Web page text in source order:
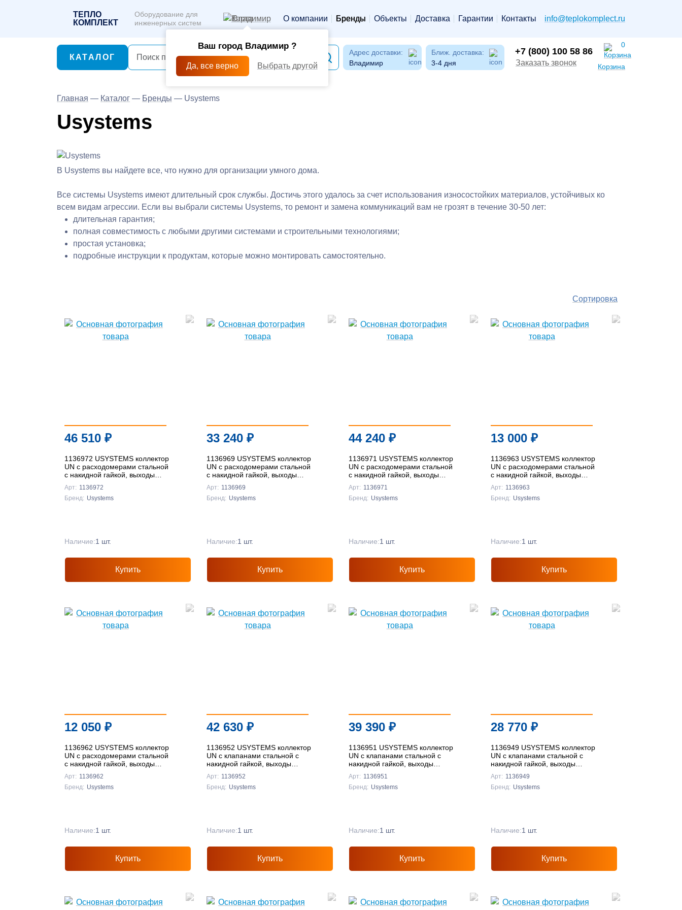
ТЕПЛО
КОМПЛЕКТ
Оборудование для
инженерных систем
Владимир
Ваш город Владимир ?
Да, все верно Выбрать другой
О компании Бренды Объекты Доставка Гарантии Контакты info@teplokomplect.ru
КАТАЛОГ
Адрес доставки:
Владимир
Ближ. доставка:
3-4 дня
+7 (800) 100 58 86
Заказать звонок Корзина
0
Главная — Каталог — Бренды — Usystems
Usystems
В Usystems вы найдете все, что нужно для организации умного дома.
Все системы Usystems имеют длительный срок службы. Достичь этого удалось за счет использования износостойких материалов, устойчивых ко
всем видам агрессии. Если вы выбрали системы Usystems, то ремонт и замена коммуникаций вам не грозят в течение 30-50 лет:
длительная гарантия;
полная совместимость с любыми другими системами и строительными технологиями;
простая установка;
подробные инструкции к продуктам, которые можно монтировать самостоятельно.
Сортировка
По названию ↑
46 510 ₽
1136972 USYSTEMS коллектор
UN с расходомерами стальной
с накидной гайкой, выходы
Арт: 1136972
Бренд: Usystems
Наличие:1 шт.
Купить
33 240 ₽
1136969 USYSTEMS коллектор
UN с расходомерами стальной
с накидной гайкой, выходы
Арт: 1136969
Бренд: Usystems
Наличие:1 шт.
Купить
44 240 ₽
1136971 USYSTEMS коллектор
UN с расходомерами стальной
с накидной гайкой, выходы
Арт: 1136971
Бренд: Usystems
Наличие:1 шт.
Купить
13 000 ₽
1136963 USYSTEMS коллектор
UN с расходомерами стальной
с накидной гайкой, выходы
Арт: 1136963
Бренд: Usystems
Наличие:1 шт.
Купить
12 050 ₽
1136962 USYSTEMS коллектор
UN с расходомерами стальной
с накидной гайкой, выходы
Арт: 1136962
Бренд: Usystems
Наличие:1 шт.
Купить
42 630 ₽
1136952 USYSTEMS коллектор
UN с клапанами стальной с
накидной гайкой, выходы
Арт: 1136952
Бренд: Usystems
Наличие:1 шт.
Купить
39 390 ₽
1136951 USYSTEMS коллектор
UN с клапанами стальной с
накидной гайкой, выходы
Арт: 1136951
Бренд: Usystems
Наличие:1 шт.
Купить
28 770 ₽
1136949 USYSTEMS коллектор
UN с клапанами стальной с
накидной гайкой, выходы
Арт: 1136949
Бренд: Usystems
Наличие:1 шт.
Купить